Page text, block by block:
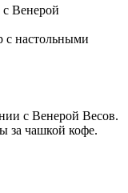
с Венерой
с настольными
с Венерой Весов.
за чашкой кофе.